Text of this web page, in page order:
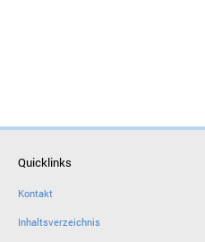
Quicklinks
Kontakt
Inhaltsverzeichnis